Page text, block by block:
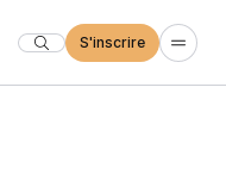
S'inscrire